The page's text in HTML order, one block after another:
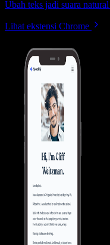
Ubah teks jadi suara
Lihat ekstensi Chrome